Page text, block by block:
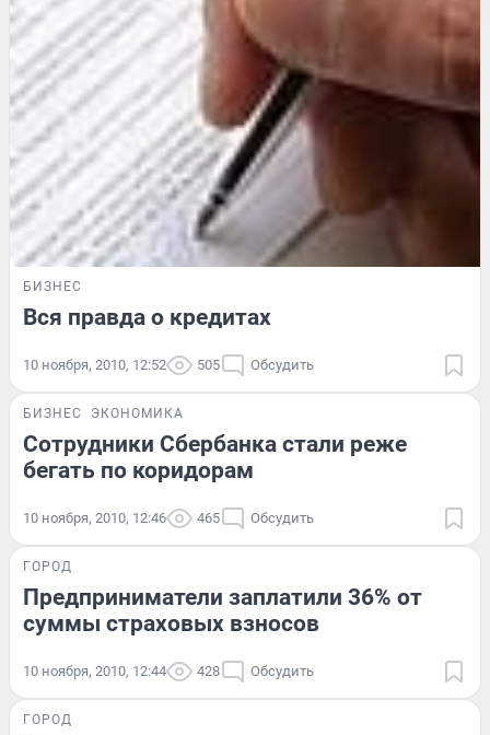
БИЗНЕС
Вся правда о кредитах
10 ноября, 2010, 12:52 505 Обсудить
БИЗНЕС ЭКОНОМИКА
Сотрудники Сбербанка стали реже
бегать по коридорам
10 ноября, 2010, 12:46 465 Обсудить
ГОРОД
Предприниматели заплатили 36% от
суммы страховых взносов
10 ноября, 2010, 12:44 428 Обсудить
ГОРОД